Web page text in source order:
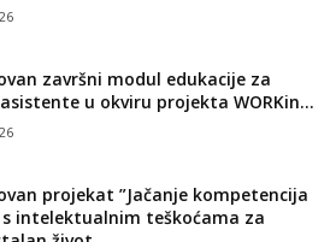
završni modul edukacije za
u okviru projekta WORKin...
projekat ”Jačanje kompetencija
s intelektualnim teškoćama za